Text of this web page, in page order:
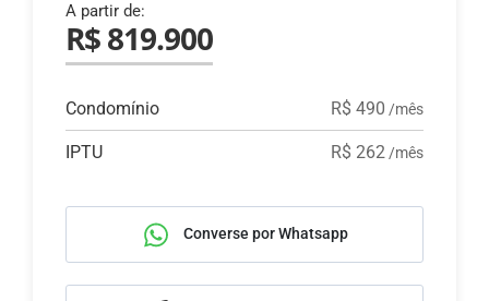
A partir de:
R$ 819.900
Condomínio R$ 490 /mês
IPTU R$ 262 /mês
Converse por Whatsapp